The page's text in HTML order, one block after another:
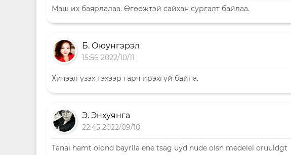
Маш их баярлалаа. Өгөөжтэй сайхан сургалт байлаа.
Б. Оюунгэрэл
15:56 2022/10/11
Хичээл үзэх гэхээр гарч ирэхгүй байна.
Э. Энхуянга
22:45 2022/09/10
Tanai hamt olond bayrlla ene tsag uyd nude olsn medelel oruuldgt